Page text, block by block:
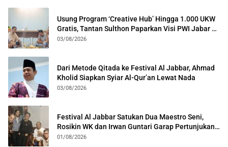
Usung Program ‘Creative Hub’ Hingga 1.000 UKW
Gratis, Tantan Sulthon Paparkan Visi PWI Jabar di
Kota Bogor
03/08/2026
Dari Metode Qitada ke Festival Al Jabbar, Ahmad
Kholid Siapkan Syiar Al-Qur’an Lewat Nada
03/08/2026
Festival Al Jabbar Satukan Dua Maestro Seni,
Rosikin WK dan Irwan Guntari Garap Pertunjukan
Kolosal
01/08/2026